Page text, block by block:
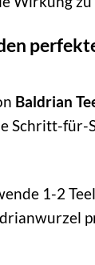
Baldrian
Schritt-für-
1-2